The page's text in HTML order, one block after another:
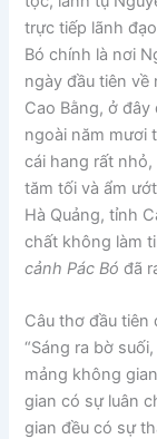
trực tiếp lãnh
Bó chính là nơi
ngày đầu tiên
Cao Bằng, ở
ngoài năm mươi
cái hang rất
tăm tối và ẩm
Hà Quảng, tỉnh
chất không làm
cảnh Pác Bó đã
Câu thơ đầu tiên
“Sáng ra bờ
mảng không
gian có sự luân
gian đều có sự